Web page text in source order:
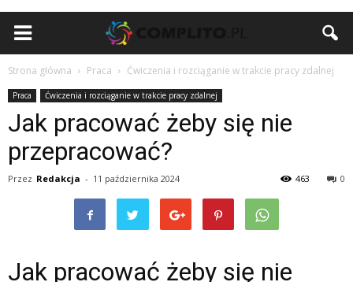
Strona główna Praca Ćwiczenia i rozciąganie w trakcie pracy zdalnej
Praca Ćwiczenia i rozciąganie w trakcie pracy zdalnej
Jak pracować żeby się nie
przepracować?
Przez Redakcja - 11 października 2024 0
463
Jak pracować żeby się nie